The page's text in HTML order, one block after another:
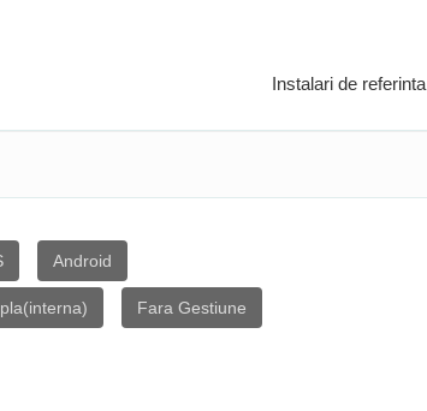
Instalari de referinta
Android
Fara Gestiune